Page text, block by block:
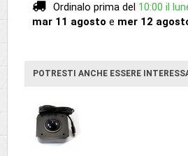
Ordinalo prima del 10:00 il
mar 11 agosto e mer 12
POTRESTI ANCHE ESSERE